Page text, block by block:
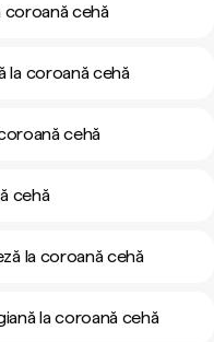
coroană cehă
la coroană cehă
cehă
cehă
la coroană cehă
la coroană cehă